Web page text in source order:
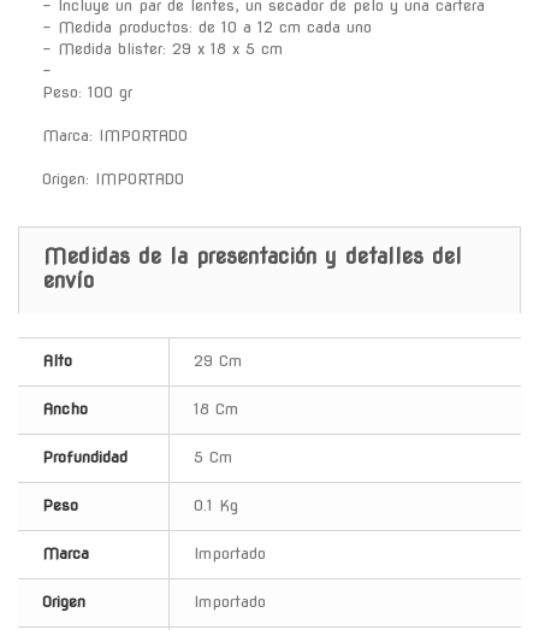
- Incluye un par de lentes, un secador de pelo y una cartera
- Medida productos: de 10 a 12 cm cada uno
- Medida blister: 29 x 18 x 5 cm
-
Peso: 100 gr
Marca: IMPORTADO
Origen: IMPORTADO
Medidas de la presentación y detalles del
envío
Alto 29 Cm
Ancho 18 Cm
Profundidad 5 Cm
Peso 0.1 Kg
Marca Importado
Origen Importado